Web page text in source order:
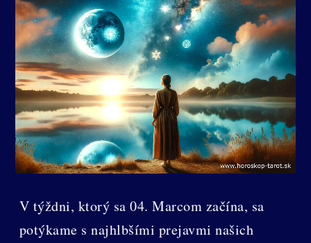
V týždni, ktorý sa 04. Marcom začína, sa
potýkame s najhlbšími prejavmi našich